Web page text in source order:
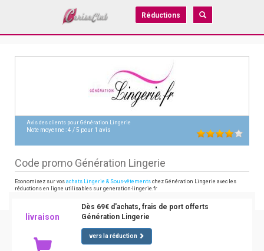
Réductions
Avis des clients pour Génération Lingerie
Note moyenne :4 /5 pour 1 avis
Code promo Génération Lingerie
Economisez sur vos achats Lingerie & Sous-vêtements chez Génération Lingerie avec les
réductions en ligne utilisables sur generation-lingerie.fr
livraison
Dès 69€ d'achats, frais de port offerts
Génération Lingerie
vers la réduction